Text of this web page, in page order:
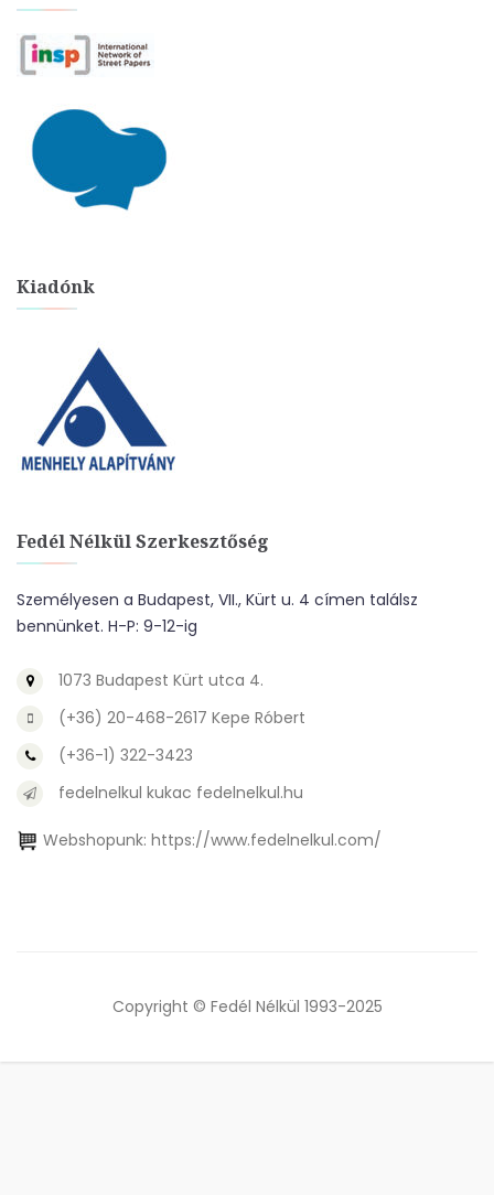
Kiadónk
Fedél Nélkül Szerkesztőség
Személyesen a Budapest, VII., Kürt u. 4 címen találsz
bennünket. H-P: 9-12-ig
1073 Budapest Kürt utca 4.
(+36) 20-468-2617 Kepe Róbert
(+36-1) 322-3423
fedelnelkul kukac fedelnelkul.hu
Webshopunk: https://www.fedelnelkul.com/
Copyright © Fedél Nélkül 1993-2025